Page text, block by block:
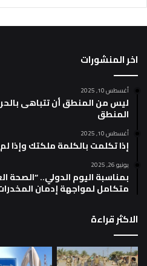
اخر المنشورات
أغسطس 10, 2025
ليس من المنطق أن تتباهى
المنطق
أغسطس 10, 2025
إذا تكلمت بالكلمة ملكتك وإذا
يونيو 26, 2025
بمناسبة اليوم الدولي.. “الصحة
متكامل لمواجهة إدمان
الاكثر قراءة